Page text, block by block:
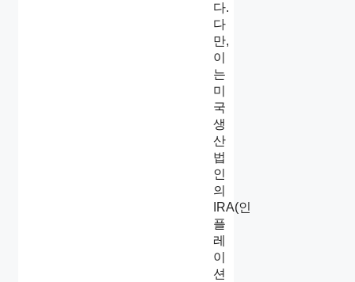
다.
다
만,
이
는
미
국
생
산
법
인
의
IRA(인
플
레
이
션